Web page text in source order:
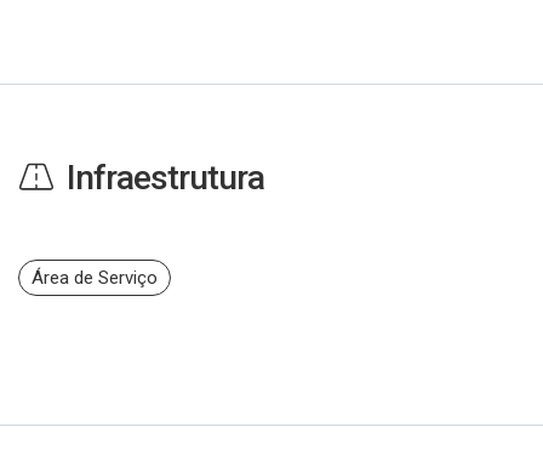
Infraestrutura
Área de Serviço